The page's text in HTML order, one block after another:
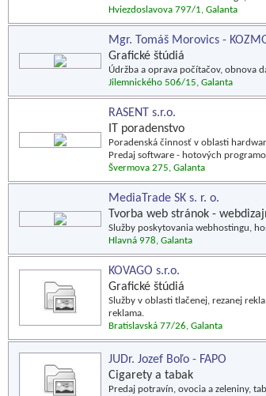
Hviezdoslavova 797/1, Galanta
Mgr. Tomáš Morovics -
Grafické štúdiá
Údržba a oprava počítačov, obnova
Jilemnického 506/15, Galanta
RASENT s.r.o.
IT poradenstvo
Poradenská činnosť v oblasti
Predaj software - hotových
Švermova 275, Galanta
MediaTrade SK s. r. o.
Tvorba web stránok -
Služby poskytovania webhostingu,
Hlavná 978, Galanta
KOVAGO s.r.o.
Grafické štúdiá
Služby v oblasti tlačenej, rezanej
reklama.
Bratislavská 77/26, Galanta
JUDr. Jozef Boľo - FAPO
Cigarety a tabak
Predaj potravín, ovocia a zeleniny,